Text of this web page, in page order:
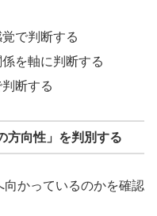
覚で判断する
係を軸に判断する
判断する
方向性」を判別する
向かっているのかを確認